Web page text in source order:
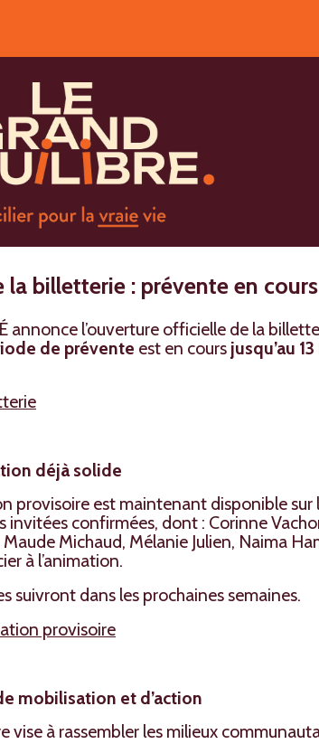
la billetterie : prévente en cours
annonce l’ouverture officielle de la
de prévente est en cours jusqu’au
déjà solide
provisoire est maintenant disponible sur
invitées confirmées, dont : Corinne
Michaud, Mélanie Julien, Naima
à l’animation.
suivront dans les prochaines semaines.
provisoire
mobilisation et d’action
vise à rassembler les milieux